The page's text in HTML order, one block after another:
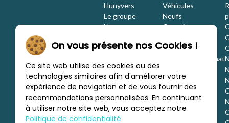
Hunyvers
Le groupe
Nos engagements
Nous rejoindre
Nos marques
Les concessions
Nous trouver
Véhicules
Neufs
Occasions
Location
Estimation / Rachat
Financement
On vous présente nos Cookies !
Ce site web utilise des cookies ou des
technologies similaires afin d'améliorer votre
expérience de navigation et de vous fournir des
recommandations personnalisées. En continuant
à utiliser notre site web, vous acceptez notre
Politique de confidentialité